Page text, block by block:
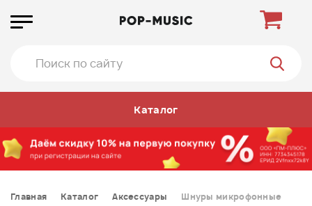
Каталог
Главная Каталог Аксессуары Шнуры микрофонные